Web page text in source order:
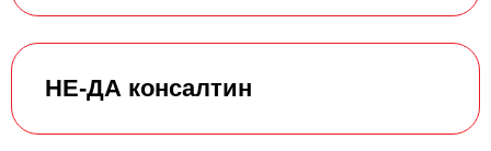
НЕ-ДА консалтин